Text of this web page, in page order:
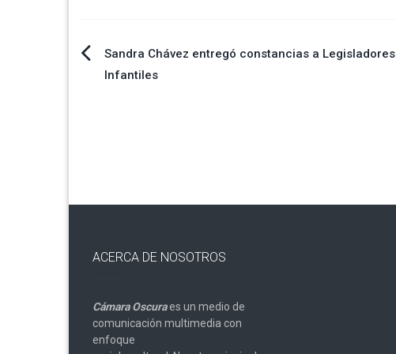
Navegación
Sandra Chávez entregó constancias a Legisladores
Infantiles
ACERCA DE NOSOTROS
Cámara Oscuraes un medio de
comunicación multimedia con
enfoque